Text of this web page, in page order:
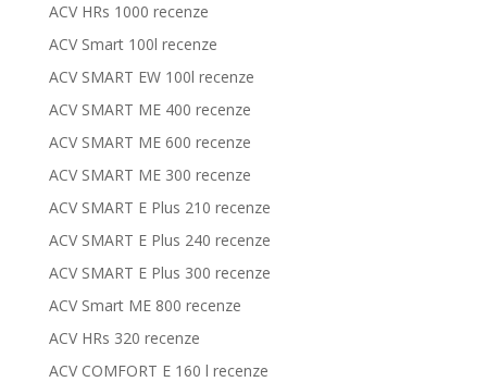
ACV HRs 1000 recenze
ACV Smart 100l recenze
ACV SMART EW 100l recenze
ACV SMART ME 400 recenze
ACV SMART ME 600 recenze
ACV SMART ME 300 recenze
ACV SMART E Plus 210 recenze
ACV SMART E Plus 240 recenze
ACV SMART E Plus 300 recenze
ACV Smart ME 800 recenze
ACV HRs 320 recenze
ACV COMFORT E 160 l recenze